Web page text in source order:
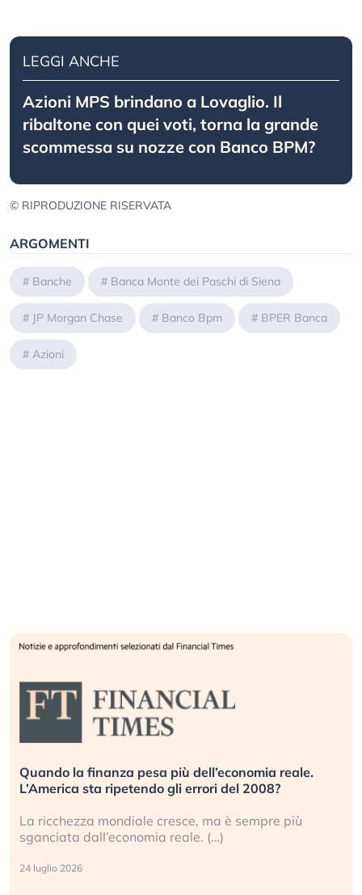
LEGGI ANCHE
Azioni MPS brindano a Lovaglio. Il
ribaltone con quei voti, torna la grande
scommessa su nozze con Banco BPM?
© RIPRODUZIONE RISERVATA
ARGOMENTI
# Banche # Banca Monte dei Paschi di Siena
# JP Morgan Chase # Banco Bpm # BPER Banca
# Azioni
reale.
del 2008?
è sempre più
Russia e Cina pronti a spegnere
investitori stanno sottovalutando
Gli investitori tech continuano a
geopolitico: il (…)